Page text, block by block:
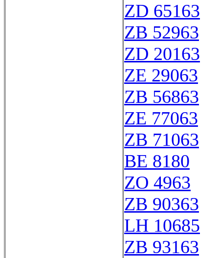
ZD 65163
ZB 52963
ZD 20163
ZE 29063
ZB 56863
ZE 77063
ZB 71063
BE 8180
ZO 4963
ZB 90363
LH 10685
ZB 93163